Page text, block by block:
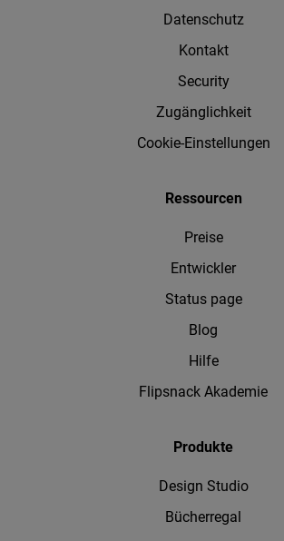
Datenschutz
Kontakt
Security
Zugänglichkeit
Cookie-Einstellungen
Ressourcen
Preise
Entwickler
Status page
Blog
Hilfe
Flipsnack Akademie
Produkte
Design Studio
Bücherregal